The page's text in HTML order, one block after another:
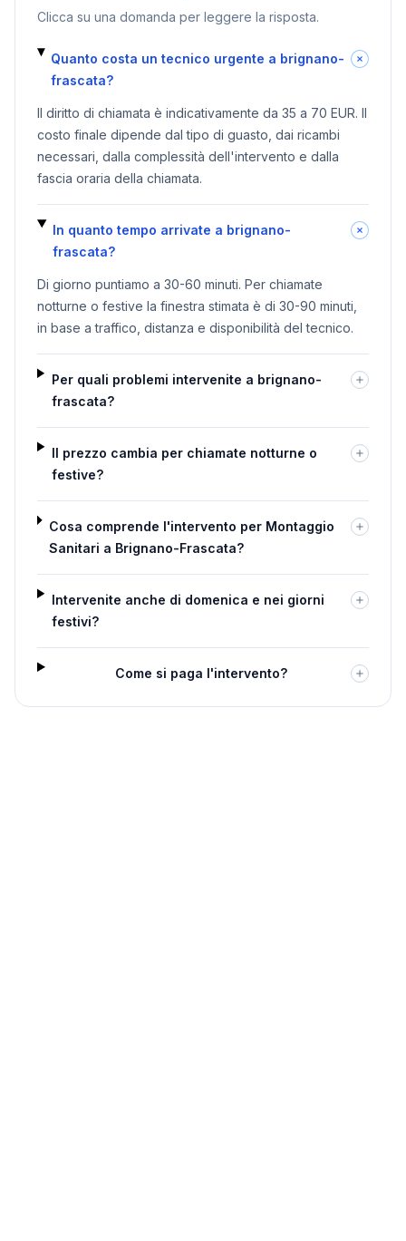
Clicca su una domanda per leggere la risposta.
Quanto costa un tecnico urgente a brignano-
frascata?
Il diritto di chiamata è indicativamente da 35 a 70 EUR. Il
costo finale dipende dal tipo di guasto, dai ricambi
necessari, dalla complessità dell'intervento e dalla
fascia oraria della chiamata.
In quanto tempo arrivate a brignano-
frascata?
Di giorno puntiamo a 30-60 minuti. Per chiamate
notturne o festive la finestra stimata è di 30-90 minuti,
in base a traffico, distanza e disponibilità del tecnico.
Per quali problemi intervenite a brignano-
frascata?
Il prezzo cambia per chiamate notturne o
festive?
Cosa comprende l'intervento per Montaggio
Sanitari a Brignano-Frascata?
Intervenite anche di domenica e nei giorni
festivi?
Come si paga l'intervento?